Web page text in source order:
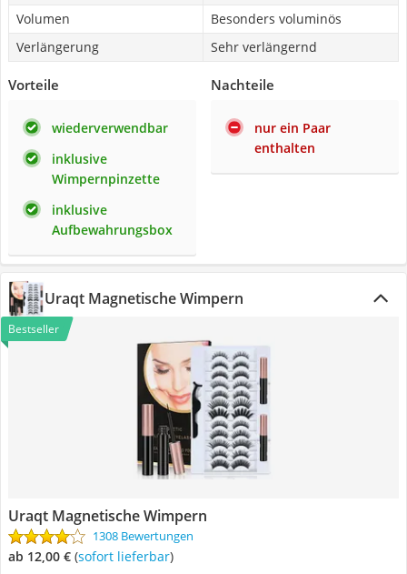
Volumen
Besonders voluminös
Verlängerung
Sehr verlängernd
Vorteile
wiederverwendbar
inklusive
Wimpernpinzette
inklusive
Aufbewahrungsbox
Nachteile
nur ein Paar
enthalten
Uraqt Magnetische Wimpern
Bestseller
Uraqt Magnetische Wimpern
1308 Bewertungen
ab 12,00 € ( Sofort lieferbar)